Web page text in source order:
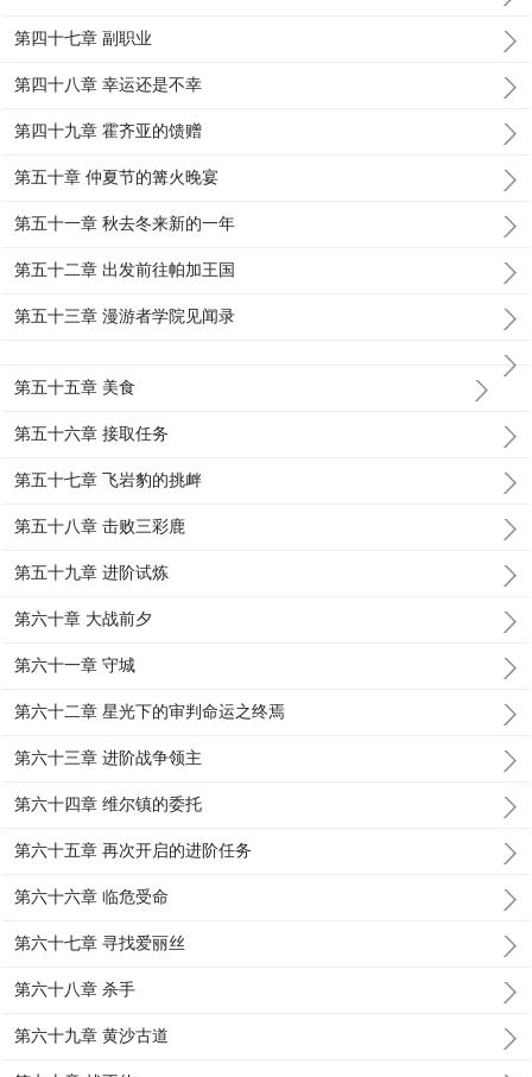
第四十七章 副职业
第四十八章 幸运还是不幸
第四十九章 霍齐亚的馈赠
第五十章 仲夏节的篝火晚宴
第五十一章 秋去冬来新的一年
第五十二章 出发前往帕加王国
第五十三章 漫游者学院见闻录
第五十五章 美食
第五十六章 接取任务
第五十七章 飞岩豹的挑衅
第五十八章 击败三彩鹿
第五十九章 进阶试炼
第六十章 大战前夕
第六十一章 守城
第六十二章 星光下的审判命运之终焉
第六十三章 进阶战争领主
第六十四章 维尔镇的委托
第六十五章 再次开启的进阶任务
第六十六章 临危受命
第六十七章 寻找爱丽丝
第六十八章 杀手
第六十九章 黄沙古道